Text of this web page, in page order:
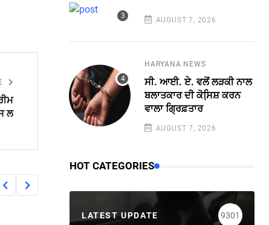
ਲ
AUGUST 7, 2026
HARYANA NEWS
ਸੀ. ਆਈ. ਏ. ਵਲੋਂ ਲੜਕੀ ਨਾਲ
ਬਲਾਤਕਾਰ ਦੀ ਕੋਸਿ਼ਸ਼ ਕਰਨ
ਵਾਲਾ ਗ੍ਰਿਫ਼ਤਾਰ
AUGUST 7, 2026
HOT CATEGORIES
LATEST UPDATE 9301